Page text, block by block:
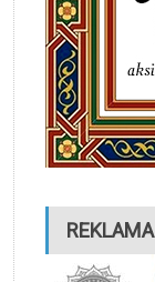
REKLAMA